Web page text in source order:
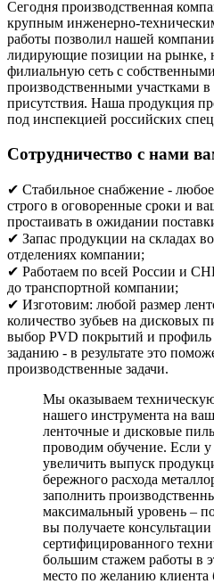
Сегодня производственная
крупным инженерно-
работы позволил нашей
лидирующие позиции на рынке,
филиальную сеть с
производственными участками
присутствия. Наша продукция
под инспекцией российских
Сотрудничество с нами
✔ Стабильное снабжение -
строго в оговоренные сроки и
простаивать в ожидании
✔ Запас продукции на складах
отделениях компании;
✔ Работаем по всей России и
до транспортной компании;
✔ Изготовим: любой размер
количество зубьев на дисковых
выбор PVD покрытий и профиль
заданию - в результате это
производственные задачи.
Мы оказываем
нашего инструмента на
ленточные и дисковые
проводим обучение. Если у
увеличить выпуск
бережного расхода
заполнить
максимальный уровень –
вы получаете
сертифицированного
большим стажем работы в
место по желанию клиента